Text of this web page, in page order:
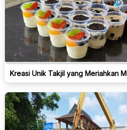
Kreasi Unik Takjil yang Meriahkan